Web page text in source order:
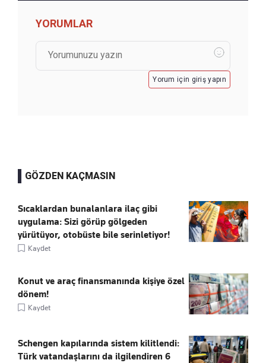
YORUMLAR
Yorum için giriş yapın
GÖZDEN KAÇMASIN
Sıcaklardan bunalanlara ilaç gibi
uygulama: Sizi görüp gölgeden
yürütüyor, otobüste bile serinletiyor!
Kaydet
Konut ve araç finansmanında kişiye özel
dönem!
Kaydet
Schengen kapılarında sistem kilitlendi:
Türk vatandaşlarını da ilgilendiren 6